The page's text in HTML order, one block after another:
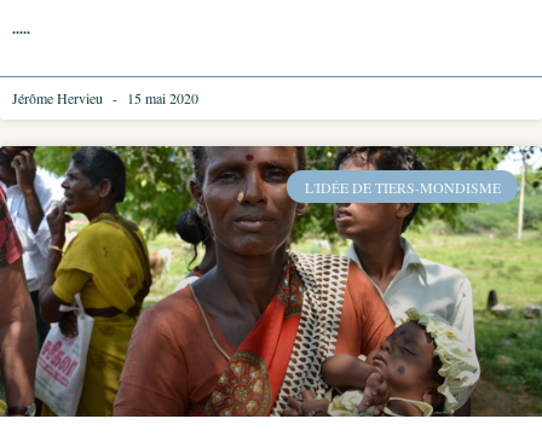
.....
Jérôme Hervieu 15 mai 2020
L'IDÉE DE TIERS-MONDISME